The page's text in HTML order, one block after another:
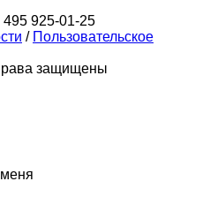
495 925-01-25
/ Пользовательское
защищены